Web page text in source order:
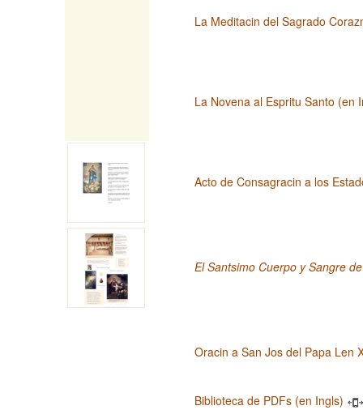
La Meditacin del Sagrado
La Novena al Espritu Santo (en
Acto de Consagracin a los
El Santsimo Cuerpo y Sangre
Oracin a San Jos del Papa Len
Biblioteca de PDFs (en Ingls)